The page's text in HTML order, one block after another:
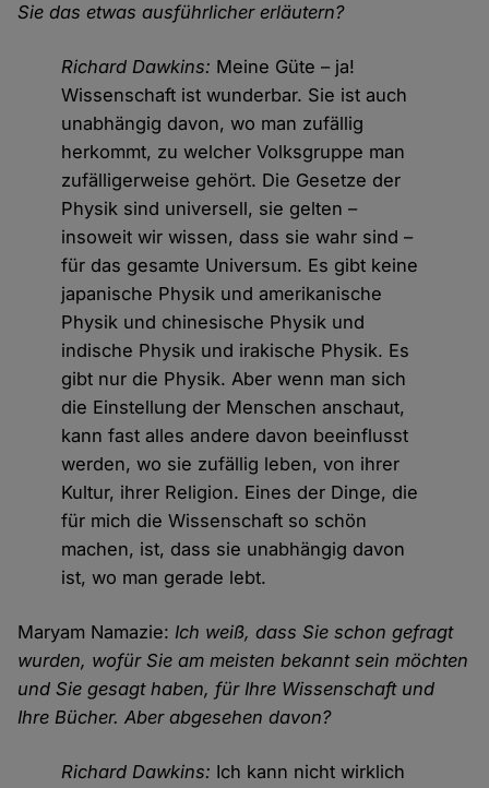
Sie das etwas ausführlicher erläutern?
Richard Dawkins: Meine Güte – ja!
Wissenschaft ist wunderbar. Sie ist auch
unabhängig davon, wo man zufällig
herkommt, zu welcher Volksgruppe man
zufälligerweise gehört. Die Gesetze der
Physik sind universell, sie gelten –
insoweit wir wissen, dass sie wahr sind –
für das gesamte Universum. Es gibt keine
japanische Physik und amerikanische
Physik und chinesische Physik und
indische Physik und irakische Physik. Es
gibt nur die Physik. Aber wenn man sich
die Einstellung der Menschen anschaut,
kann fast alles andere davon beeinflusst
werden, wo sie zufällig leben, von ihrer
Kultur, ihrer Religion. Eines der Dinge, die
für mich die Wissenschaft so schön
machen, ist, dass sie unabhängig davon
ist, wo man gerade lebt.
Maryam Namazie:Ich weiß, dass Sie schon gefragt
wurden, wofür Sie am meisten bekannt sein möchten
und Sie gesagt haben, für Ihre Wissenschaft und
Ihre Bücher. Aber abgesehen davon?
Richard Dawkins: Ich kann nicht wirklich